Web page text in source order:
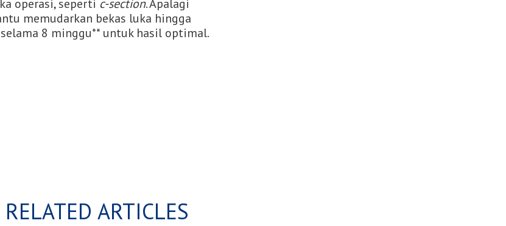
operasi, seperti c-section.Apalagi
memudarkan bekas luka hingga
8 minggu** untuk hasil optimal.
RELATED ARTICLES